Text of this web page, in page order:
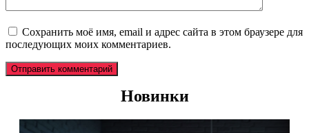
Сохранить моё имя, email и адрес сайта в этом браузере для
последующих моих комментариев.
Новинки